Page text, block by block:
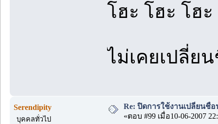
โฮะ โฮะ โฮะ
ไม่เคยเปลี่ย
Serendipity
บุคคลทั่วไป
Re: ปิดการใช้งานเปลี่ยนชื่
«ตอบ #99 เมื่อ10-06-2007